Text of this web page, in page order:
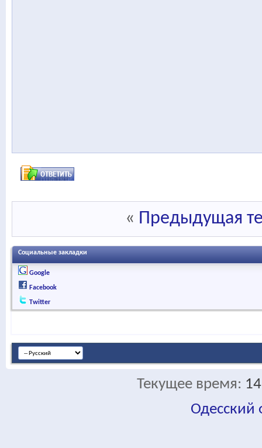
« Предыдущая
Социальные закладки
Google
Facebook
Twitter
Текущее время:
Одесский